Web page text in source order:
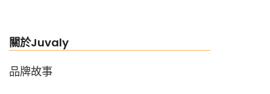
關於Juvaly
品牌故事